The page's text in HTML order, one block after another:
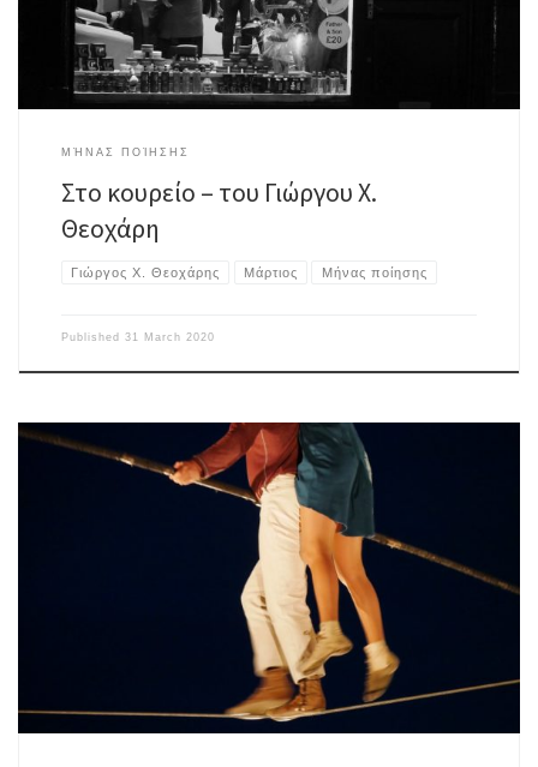
ΜΉΝΑΣ ΠΟΊΗΣΗΣ
Στο κουρείο – του Γιώργου Χ.
Θεοχάρη
Γιώργος Χ. Θεοχάρης Μάρτιος Μήνας ποίησης
Published 31 March 2020
Μετέωρος πάλι στίς βραχώδεις ρωγμές του στίχου. Ν’αφουγκραστείς απ’
τα έγκατα τα ελάχιστα και τα μέγιστα, τα νοητά κι απερινόητα του κόσμου.
Θα συναντηθείς με τον εαυτόν σου, με την δική σου ματαιότητα και
μοναχός θα ματώσεις. Εδώ στην ατσάλινη πόλη- εξόριστος στον χρόνο-
δειλός κι αδιάφορος για μια χειραψία, […]